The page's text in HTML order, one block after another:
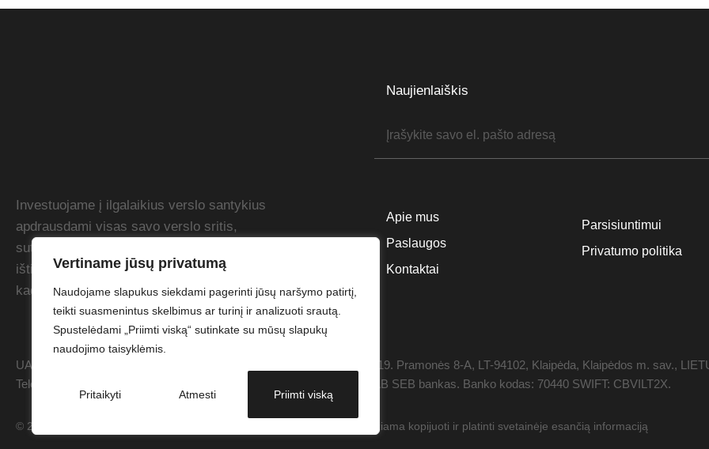
Vertiname jūsų privatumą
Naudojame slapukus siekdami pagerinti jūsų naršymo patirtį,
teikti suasmenintus skelbimus ar turinį ir analizuoti srautą.
Spustelėdami „Priimti viską“ sutinkate su mūsų slapukų
naudojimo taisyklėmis.
Pritaikyti Atmesti Priimti viską
Investuojame į ilgalaikius verslo santykius
apdrausdami visas savo verslo sritis,
suteikdami lanksčias atsiskaitymo sąlygas
ištikimiems klientams. Siekiame dirbti taip,
kad viršytume Jūsų lūkesčius.
Naujienlaiškis
Apie mus
Paslaugos
Kontaktai
Parsisiuntimui
Privatumo politika
UAB "Garant Protech". Kodas: 304863046 PVM kodas: LT100011731119. Pramonės 8-A, LT-94102, Klaipėda, Klaipėdos m. sav.,
Telefonas: +37046416208. Sąskaitos nr.: LT86 7044 0600 0823 0358, AB SEB bankas. Banko kodas: 70440 SWIFT: CBVILT2X.
© 2026 UAB "Garant Protech". Be UAB "Garant Protech" sutikimo draudžiama kopijuoti ir platinti svetainėje esančią informaciją